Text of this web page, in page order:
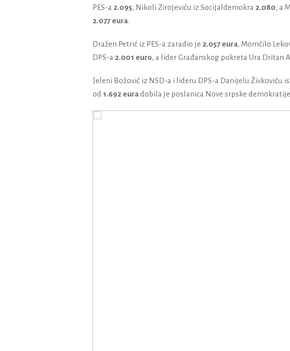
PES-a 2.095, Nikoli Zirojeviću iz Socijaldemokra 2.080, a
2.077 eura.
Dražen Petrić iz PES-a zaradio je 2.057 eura, Momčilo
DPS-a 2.001 euro, a lider Građanskog pokreta Ura Dritan
Jeleni Božović iz NSD-a i lideru DPS-a Danijelu Živkoviću
od 1.692 euradobila je poslanica Nove srpske